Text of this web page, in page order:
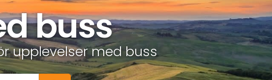
buss
upplevelser med buss